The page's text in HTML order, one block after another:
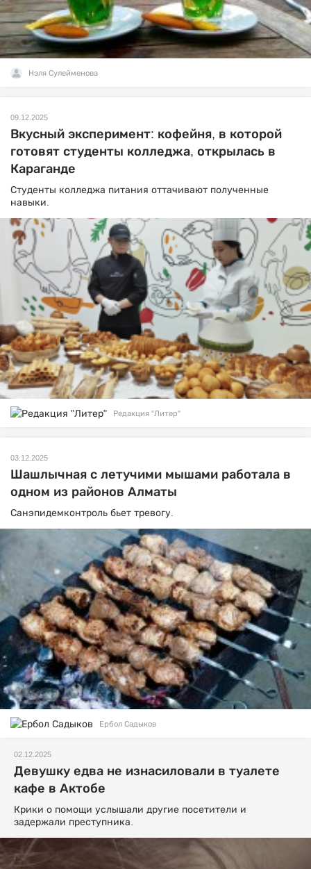
Нэля Сулейменова
09.12.2025
Вкусный эксперимент: кофейня, в которой
готовят студенты колледжа, открылась в
Караганде
Студенты колледжа питания оттачивают полученные
навыки.
Редакция "Литер"
03.12.2025
Шашлычная с летучими мышами работала в
одном из районов Алматы
Санэпидемконтроль бьет тревогу.
Ербол Садыков
02.12.2025
Девушку едва не изнасиловали в туалете
кафе в Актобе
Крики о помощи услышали другие посетители и
задержали преступника.